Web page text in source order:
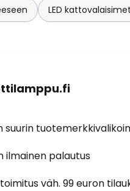
LED
suurin
ilmainen palautus
väh. 99 euron